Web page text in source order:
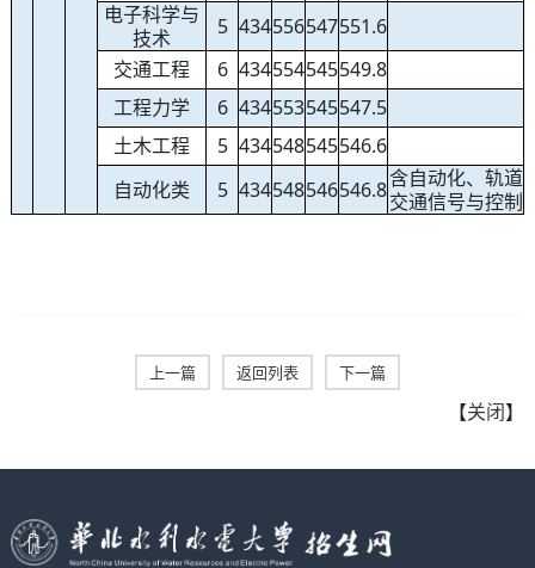
电子科学与
技术
5 434556547551.6
交通工程
6 434554545549.8
工程力学
6 434553545547.5
土木工程
5 434548545546.6
自动化类
5 434548546546.8含自动化、轨道
交通信号与控制
上一篇 返回列表 下一篇
【关闭】